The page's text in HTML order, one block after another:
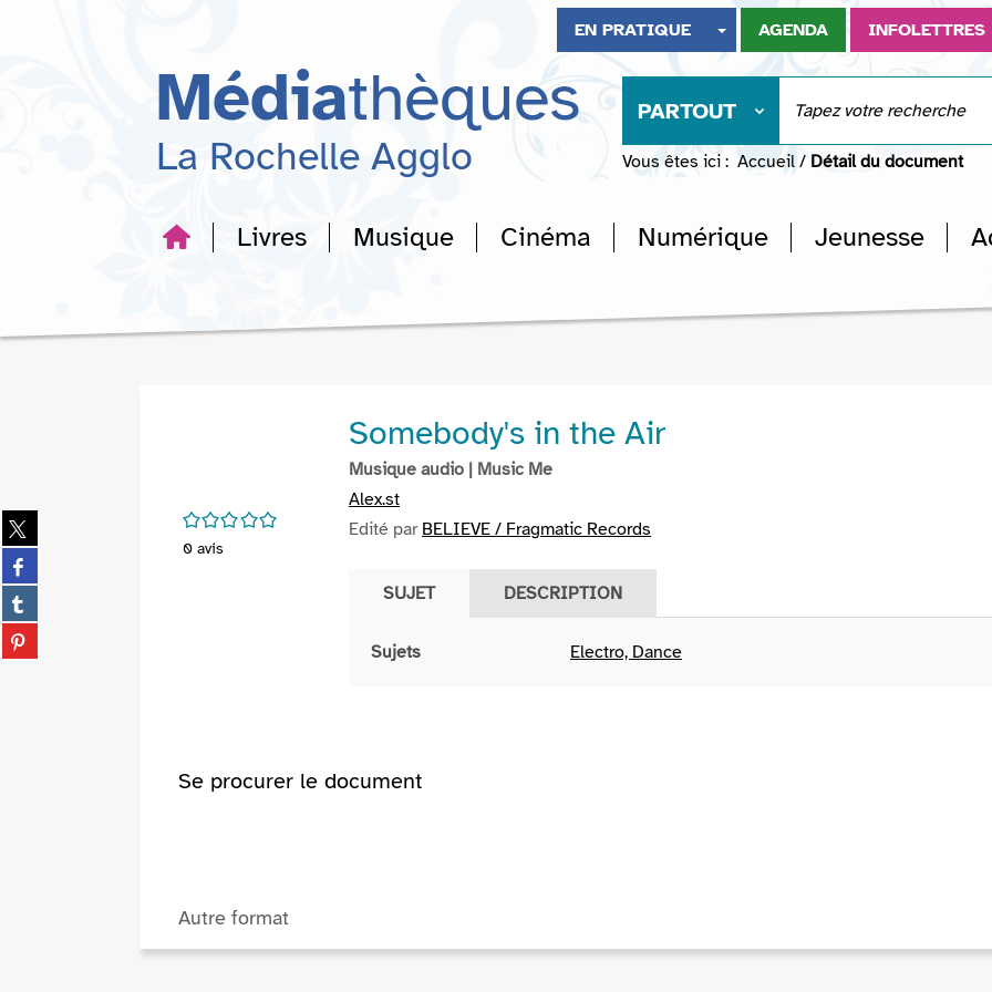
recherche
EN PRATIQUE AGENDA INFOLETTRES
Médiathèques
La Rochelle Agglo
PARTOUT
Vous êtes ici : Accueil / Détail du document
Livres Musique Cinéma Numérique Jeunesse
Partager
sur
twitter
(Nouvelle
fenêtre)
Partager
sur
facebook
(Nouvelle
fenêtre)
Partager
sur
tumblr
Partager
sur
/5
0 avis
Somebody's in the Air
Musique audio | Music Me
Alex.st
Edité par BELIEVE / Fragmatic Records
SUJET DESCRIPTION
Sujets Electro, Dance
Se procurer le document
Autre format